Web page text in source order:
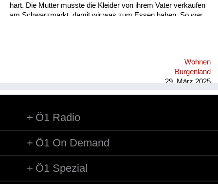
Fluchtgeschichten
hart. Die Mutter musste die Kleider von ihrem Vater verkaufen
am Schwarzmarkt, damit wir was zum Essen haben. So war
Dann ging die Schule los und da war noch nichts. Die Mutter
musste noch Kleider verkaufen. Das weiß ich noch ...
Wohnen
Burgenland
29. März 2025
Ö1 Radio
Ö1 On Demand
Ö1 Spezial